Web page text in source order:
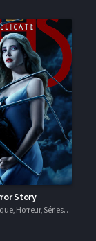
Story
Drame, Fantastique, Horreur, Séries VF